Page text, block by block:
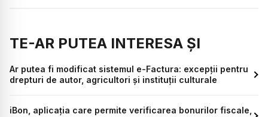
TE-AR PUTEA INTERESA ȘI
Ar putea fi modificat sistemul e-Factura: excepții pentru
drepturi de autor, agricultori și instituții culturale
iBon, aplicația care permite verificarea bonurilor fiscale,